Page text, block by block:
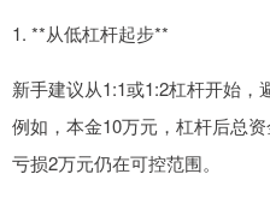
1. **从低杠杆起步**
新手建议从1:1或1:2杠杆开始，
例如，本金10万元，杠杆后总
亏损2万元仍在可控范围。